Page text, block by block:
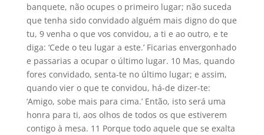
banquete, não ocupes o primeiro lugar; não suceda
que tenha sido convidado alguém mais digno do que
tu, 9 venha o que vos convidou, a ti e ao outro, e te
diga: ‘Cede o teu lugar a este.’ Ficarias envergonhado
e passarias a ocupar o último lugar. 10 Mas, quando
fores convidado, senta-te no último lugar; e assim,
quando vier o que te convidou, há-de dizer-te:
‘Amigo, sobe mais para cima.’ Então, isto será uma
honra para ti, aos olhos de todos os que estiverem
contigo à mesa. 11 Porque todo aquele que se exalta